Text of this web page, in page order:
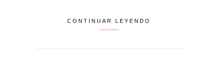
CONTINUAR LEYENDO